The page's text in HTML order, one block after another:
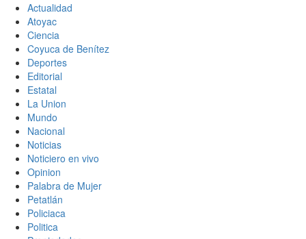
Actualidad
Atoyac
Ciencia
Coyuca de Benítez
Deportes
Editorial
Estatal
La Union
Mundo
Nacional
Noticias
Noticiero en vivo
Opinion
Palabra de Mujer
Petatlán
Policiaca
Politica